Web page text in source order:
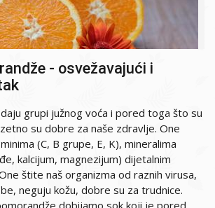
- osvežavajući i
grupi južnog voća i pored toga što su
su dobre za naše zdravlje. One
(C, B grupe, E, K), mineralima
kalcijum, magnezijum) dijetalnim
štite naš organizma od raznih virusa,
neguju kožu, dobre su za trudnice.